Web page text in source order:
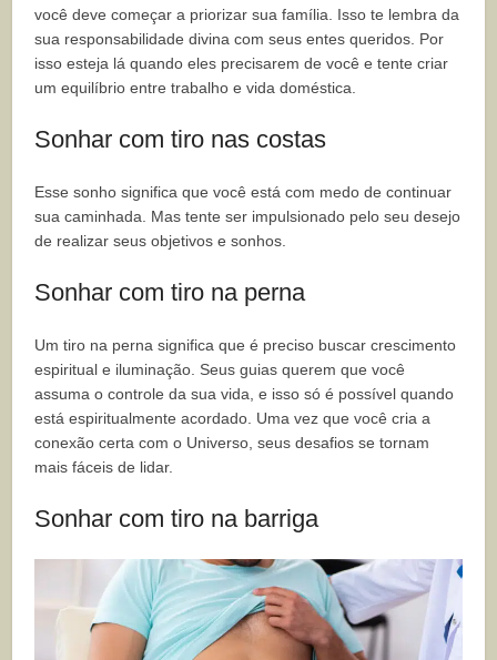
você deve começar a priorizar sua família. Isso te lembra da
sua responsabilidade divina com seus entes queridos. Por
isso esteja lá quando eles precisarem de você e tente criar
um equilíbrio entre trabalho e vida doméstica.
Sonhar com tiro nas costas
Esse sonho significa que você está com medo de continuar
sua caminhada. Mas tente ser impulsionado pelo seu desejo
de realizar seus objetivos e sonhos.
Sonhar com tiro na perna
Um tiro na perna significa que é preciso buscar crescimento
espiritual e iluminação. Seus guias querem que você
assuma o controle da sua vida, e isso só é possível quando
está espiritualmente acordado. Uma vez que você cria a
conexão certa com o Universo, seus desafios se tornam
mais fáceis de lidar.
Sonhar com tiro na barriga